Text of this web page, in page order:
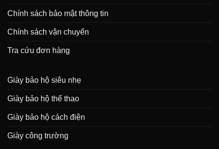
Chính sách bảo mật thông tin
Chính sách vận chuyển
Tra cứu đơn hàng
Giày bảo hộ siêu nhẹ
Giày bảo hộ thể thao
Giày bảo hộ cách điện
Giày công trường